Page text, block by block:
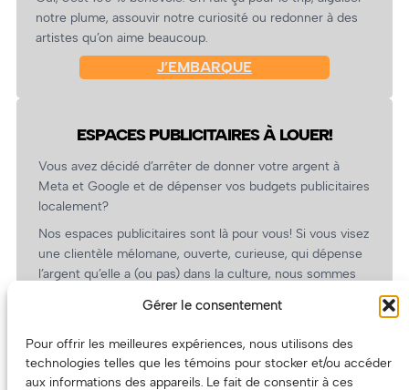
Gérer le consentement
Pour offrir les meilleures expériences, nous utilisons des
technologies telles que les témoins pour stocker et/ou accéder
aux informations des appareils. Le fait de consentir à ces
notre plume, assouvir notre curiosité ou redonner à des
artistes qu’on aime beaucoup.
J’EMBARQUE
ESPACES PUBLICITAIRES À LOUER!
Vous avez décidé d’arrêter de donner votre argent à
Meta et Google et de dépenser vos budgets publicitaires
localement?
Nos espaces publicitaires sont là pour vous! Si vous visez
une clientèle mélomane, ouverte, curieuse, qui dépense
l’argent qu’elle a (ou pas) dans la culture, nous sommes
revient.
(Oui, on va avoir des tarifs spéciaux pour vous, les